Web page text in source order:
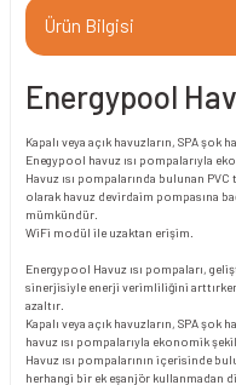
Ürün Bilgisi
Energypool
Kapalı veya açık havuzların, SPA şok
Enegypool havuz ısı pompalarıyla
Havuz ısı pompalarında bulunan
olarak havuz devirdaim pompasına
mümkündür.
WiFi modül ile uzaktan erişim.
Energypool Havuz ısı pompaları,
sinerjisiyle enerji verimliliğini
azaltır.
Kapalı veya açık havuzların, SPA şok
havuz ısı pompalarıyla ekonomik
Havuz ısı pompalarının içerisinde
herhangi bir ek eşanjör kullanmadan